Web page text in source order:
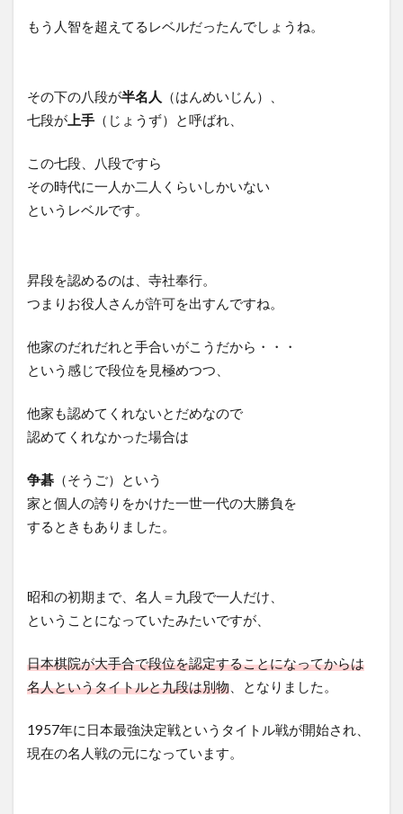
もう人智を超えてるレベルだったんでしょうね。
その下の八段が半名人
（はんめいじん）、
七段が 上手 （じょうず）と呼ばれ、
この七段、八段ですら
その時代に一人か二人くらいしかいない
というレベルです。
昇段を認めるのは、寺社奉行。
つまりお役人さんが許可を出すんですね。
他家のだれだれと手合いがこうだから・・・
という感じで段位を見極めつつ、
他家も認めてくれないとだめなので
認めてくれなかった場合は
争碁 （そうご）という
家と個人の誇りをかけた一世一代の大勝負を
するときもありました。
昭和の初期まで、名人＝九段で一人だけ、
ということになっていたみたいですが、
日本棋院が大手合で段位を認定することになってからは
名人というタイトルと九段は別物 、となりました。
1957年に日本最強決定戦というタイトル戦が開始され、
現在の名人戦の元になっています。